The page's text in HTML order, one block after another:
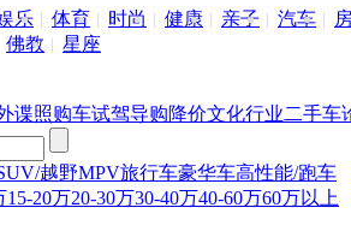
乐 体育 时尚 健康 亲子 汽车
佛教 星座
谍照购车试驾导购降价文化行业二手车
越野MPV旅行车豪华车高性能/跑车
15-20万20-30万30-40万40-60万60万以上